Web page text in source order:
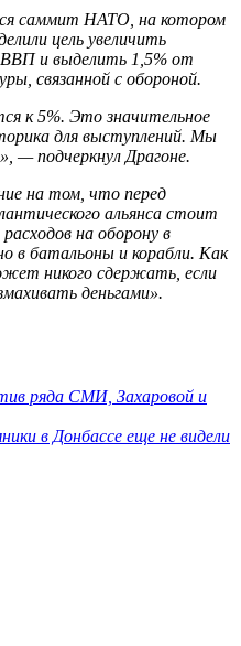
саммит НАТО, на котором
цель увеличить
и выделить 1,5% от
связанной с обороной.
к 5%. Это значительное
для выступлений. Мы
— подчеркнул Драгоне.
на том, что перед
альянса стоит
на оборону в
в батальоны и корабли. Как
никого сдержать, если
деньгами».
ряда СМИ, Захаровой и
в Донбассе еще не видели